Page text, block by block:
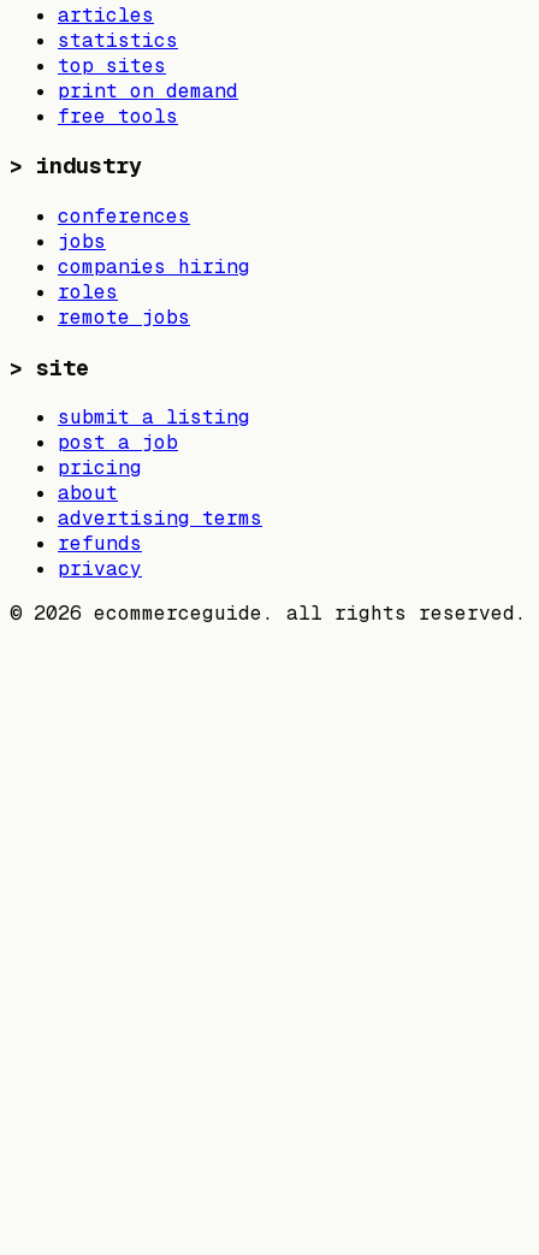
articles
statistics
top sites
print on demand
free tools
> industry
conferences
jobs
companies hiring
roles
remote jobs
> site
submit a listing
post a job
pricing
about
advertising terms
refunds
privacy
© 2026 ecommerceguide. all rights reserved.